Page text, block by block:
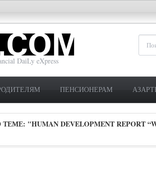
DaiLy eXpress
ПЕНСИОНЕРАМ
ТЕМЕ: "HUMAN DEVELOPMENT REPORT